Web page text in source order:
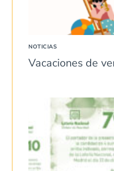
NOTICIAS
Vacaciones de